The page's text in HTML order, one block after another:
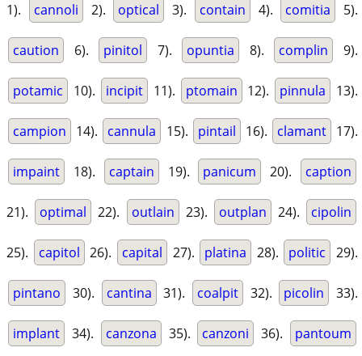
1). cannoli 2). optical 3). contain 4). comitia 5).
caution 6). pinitol 7). opuntia 8). complin 9).
potamic 10). incipit 11). ptomain 12). pinnula 13).
campion 14). cannula 15). pintail 16). clamant 17).
impaint 18). captain 19). panicum 20). caption
21). optimal 22). outlain 23). outplan 24). cipolin
25). capitol 26). capital 27). platina 28). politic 29).
pintano 30). cantina 31). coalpit 32). picolin 33).
implant 34). canzona 35). canzoni 36). pantoum